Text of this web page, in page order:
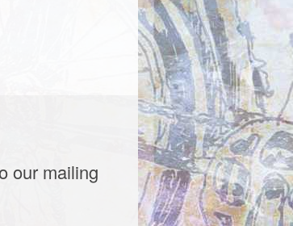
our mailing